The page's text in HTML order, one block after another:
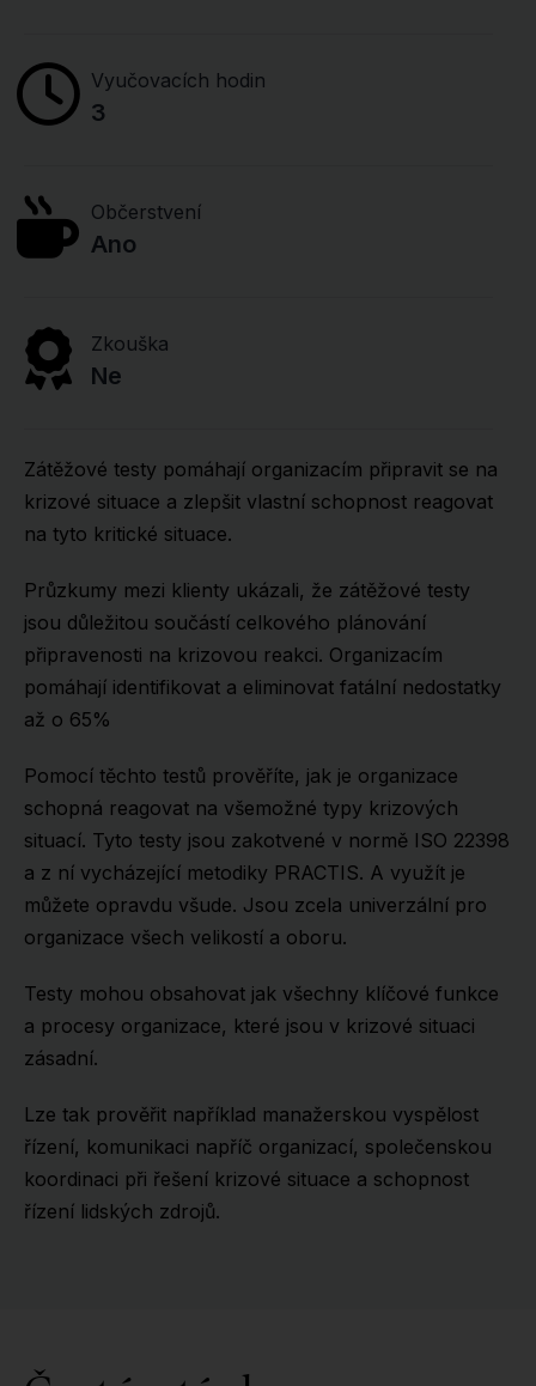
Vyučovacích hodin
3
Občerstvení
Ano
Zkouška
Ne
Zátěžové testy pomáhají organizacím připravit se na
krizové situace a zlepšit vlastní schopnost reagovat
na tyto kritické situace.
Průzkumy mezi klienty ukázali, že zátěžové testy
jsou důležitou součástí celkového plánování
připravenosti na krizovou reakci. Organizacím
pomáhají identifikovat a eliminovat fatální nedostatky
až o 65%
Pomocí těchto testů prověříte, jak je organizace
schopná reagovat na všemožné typy krizových
situací. Tyto testy jsou zakotvené v normě ISO 22398
a z ní vycházející metodiky PRACTIS. A využít je
můžete opravdu všude. Jsou zcela univerzální pro
organizace všech velikostí a oboru.
Testy mohou obsahovat jak všechny klíčové funkce
a procesy organizace, které jsou v krizové situaci
zásadní.
Lze tak prověřit například manažerskou vyspělost
řízení, komunikaci napříč organizací, společenskou
koordinaci při řešení krizové situace a schopnost
řízení lidských zdrojů.